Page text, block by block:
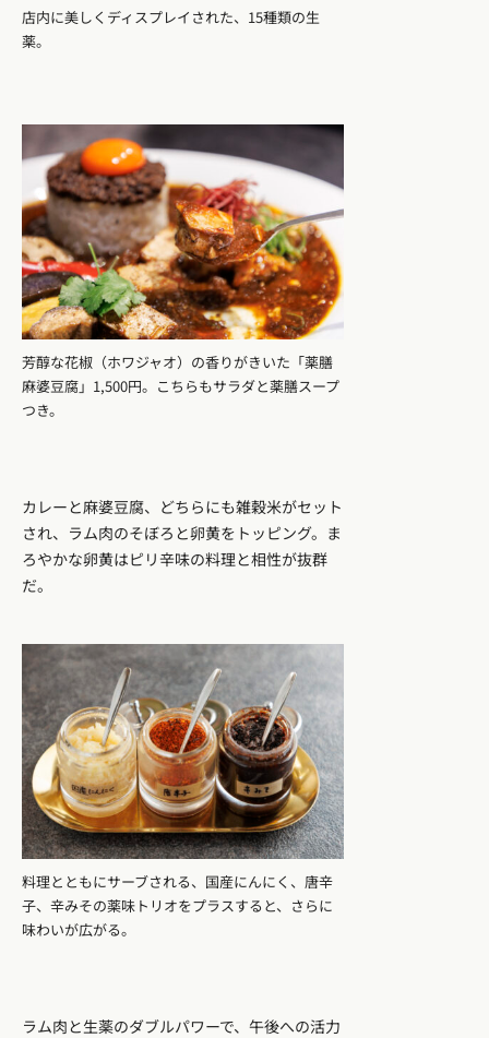
店内に美しくディスプレイされた、15種類の生
薬。
芳醇な花椒（ホワジャオ）の香りがきいた「薬膳
麻婆豆腐」1,500円。こちらもサラダと薬膳スープ
つき。
カレーと麻婆豆腐、どちらにも雑穀米がセット
され、ラム肉のそぼろと卵黄をトッピング。ま
ろやかな卵黄はピリ辛味の料理と相性が抜群
だ。
料理とともにサーブされる、国産にんにく、唐辛
子、辛みその薬味トリオをプラスすると、さらに
味わいが広がる。
ラム肉と生薬のダブルパワーで、午後への活力